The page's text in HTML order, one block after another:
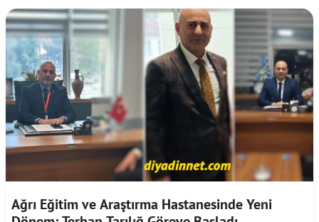
Ağrı Eğitim ve Araştırma Hastanesinde Yeni